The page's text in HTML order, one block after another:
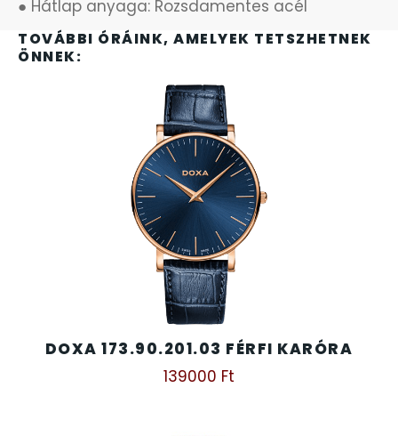
TOVÁBBI ÓRÁINK, AMELYEK TETSZHETNEK
ÖNNEK:
DOXA 173.90.201.03 FÉRFI KARÓRA
139000 Ft
● Hátlap anyaga: Rozsdamentes acél
ÓRATARTÓ DOBOZOK
SEIKO